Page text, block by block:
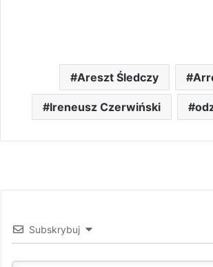
Areszt Śledczy
Ireneusz Czerwiński
Subskrybuj